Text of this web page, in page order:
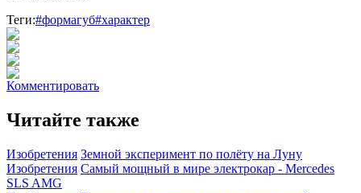
Теги:#формагуб#характер
Комментировать
Читайте также
Изобретения Земной эксперимент по полёту на Луну
Изобретения Самый мощный в мире электрокар - Mercedes
SLS AMG